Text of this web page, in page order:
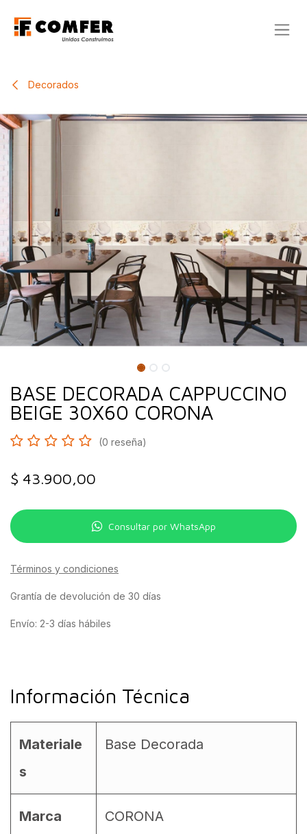
Decorados
BASE DECORADA CAPPUCCINO
BEIGE 30X60 CORONA
(0 reseña)
$ 43.900,00
Consultar por WhatsApp
Términos y condiciones
Grantía de devolución de 30 días
Envío: 2-3 días hábiles
Información Técnica
Materiale
s
Base Decorada
Marca CORONA